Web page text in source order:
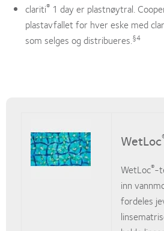
clariti® 1 day er plastnøytral.
plastavfallet for hver eske med
som selges og distribueres.§4
WetLoc
WetLoc®-
inn
fordeles